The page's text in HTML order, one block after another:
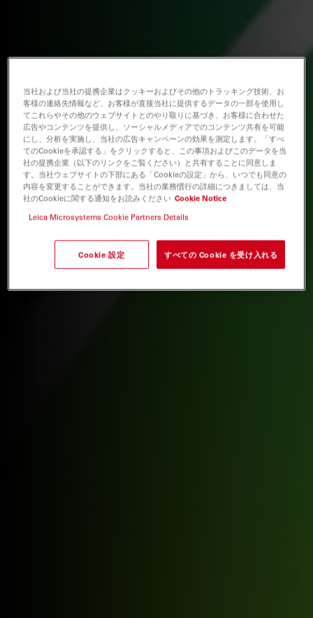
当社および当社の提携企業はクッキーおよびその他のトラッキング技術、お
客様の連絡先情報など、お客様が直接当社に提供するデータの一部を使用し
てこれらやその他のウェブサイトとのやり取りに基づき、お客様に合わせた
広告やコンテンツを提供し、ソーシャルメディアでのコンテンツ共有を可能
にし、分析を実施し、当社の広告キャンペーンの効果を測定します。「すべ
てのCookieを承認する」をクリックすると、この事項およびこのデータを当
社の提携企業（以下のリンクをご覧ください）と共有することに同意しま
す。当社ウェブサイトの下部にある「Cookieの設定」から、いつでも同意の
内容を変更することができます。当社の業務慣行の詳細につきましては、当
社のCookieに関する通知をお読みください Cookie Notice
Leica Microsystems Cookie Partners Details
Cookie 設定 すべての Cookie を受け入れる